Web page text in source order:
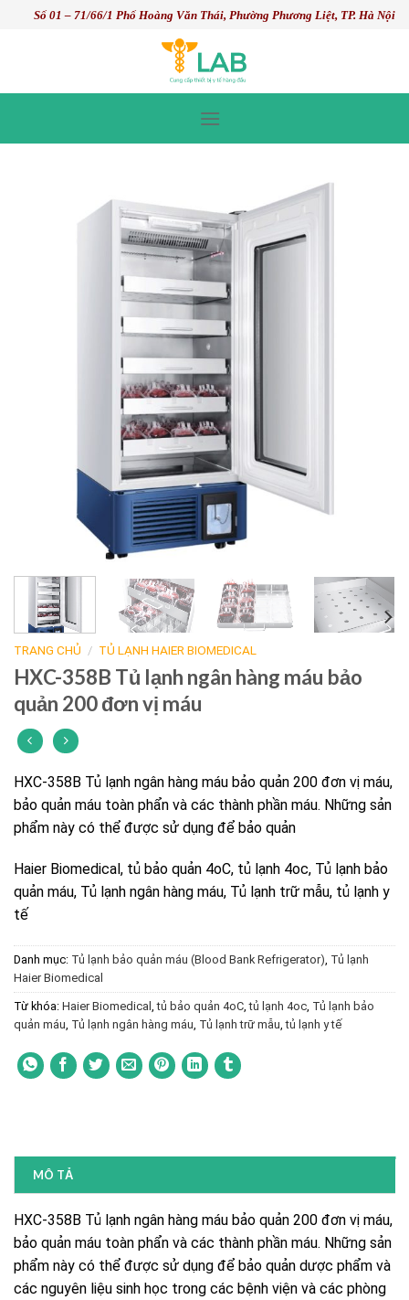
Số 01 – 71/66/1 Phố Hoàng Văn Thái, Phường Phương Liệt, TP. Hà Nội
TRANG CHỦ / TỦ LẠNH HAIER BIOMEDICAL
HXC-358B Tủ lạnh ngân hàng máu bảo
quản 200 đơn vị máu
HXC-358B Tủ lạnh ngân hàng máu bảo quản 200 đơn vị máu,
bảo quản máu toàn phẩn và các thành phần máu. Những sản
phẩm này có thể được sử dụng để bảo quản
Haier Biomedical, tủ bảo quản 4oC, tủ lạnh 4oc, Tủ lạnh bảo
quản máu, Tủ lạnh ngân hàng máu, Tủ lạnh trữ mẫu, tủ lạnh y
tế
Danh mục: Tủ lạnh bảo quản máu (Blood Bank Refrigerator), Tủ lạnh
Haier Biomedical
Từ khóa: Haier Biomedical ,tủ bảo quản 4oC,tủ lạnh 4oc, Tủ lạnh bảo
quản máu, Tủ lạnh ngân hàng máu, Tủ lạnh trữ mẫu,tủ lạnh y tế
MÔ TẢ
HXC-358B Tủ lạnh ngân hàng máu bảo quản 200 đơn vị máu,
bảo quản máu toàn phẩn và các thành phần máu. Những sản
phẩm này có thể được sử dụng để bảo quản dược phẩm và
các nguyên liệu sinh học trong các bệnh viện và các phòng